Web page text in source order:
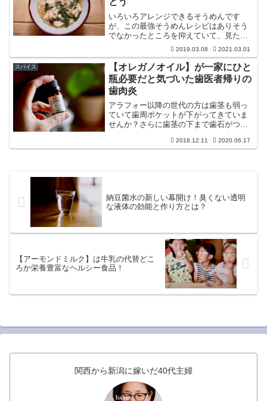
いろいろアレンジできるそうめんです
が、この最強そうめんレシピはありそう
でなかったところを抑えていて、見た途
端速攻でやりたくなりました。グッチ裕
三、ただの陽気なお料理おじさんなんか
ではない、ツワモノ、キレモノです。想
像より一段上いく旨さです。
2019.03.08 2021.03.01
スパイス
【オレガノオイル】が一家にひと
瓶必要だと気づいた歯医者帰りの
歯肉炎
アラフォー以降の世代の方は歯茎も弱っ
ていて歯周ポケットが下がってきていま
せんか？さらに歯茎の下まで歯石がつい
因になるというのです。歯医者での処置
2018.12.11 2020.06.17
納豆菌水の新しい幕開け！臭くない透明
な液体の効能と作り方とは？
【アーモンドミルク】は牛乳の代替どこ
ろか栄養豊富なヘルシー食品！
関西から新潟に嫁いだ40代主婦